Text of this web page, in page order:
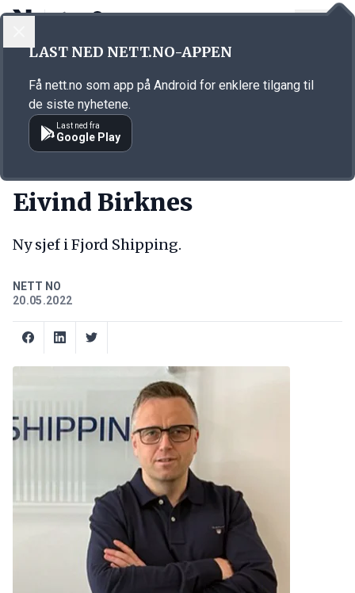
Annonsørinnhold
Eivind Birknes
Ny sjef i Fjord Shipping.
NETT NO
20.05.2022
LAST NED NETT.NO-APPEN
Få nett.no som app på Android for enklere tilgang til
de siste nyhetene.
Last ned fra
Google Play